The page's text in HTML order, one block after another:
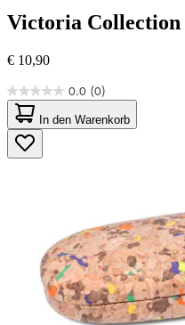
Victoria Collection
€ 10,90
0.0 (0)
0.0
von
5
Sternen.
In den Warenkorb